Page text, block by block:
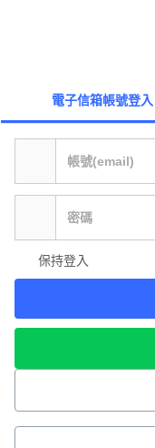
電子信箱帳號登入
保持登入